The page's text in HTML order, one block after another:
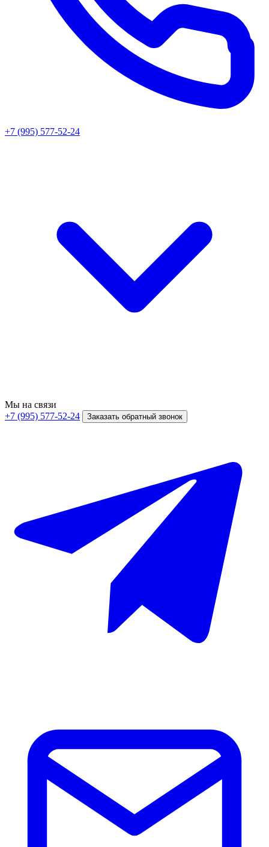
+7 (995) 577-52-24
Мы на связи
+7 (995) 577-52-24
Заказать обратный звонок